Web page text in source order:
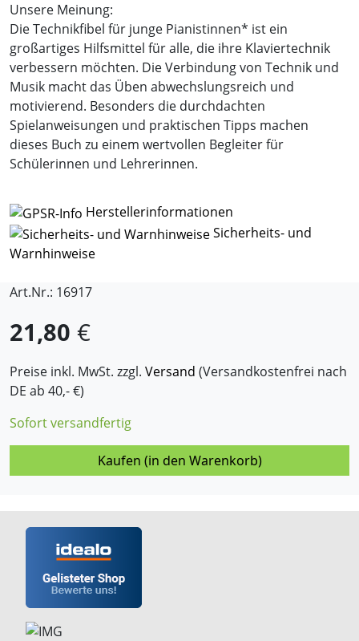
Unsere Meinung:
Die Technikfibel für junge Pianistinnen* ist ein
großartiges Hilfsmittel für alle, die ihre Klaviertechnik
verbessern möchten. Die Verbindung von Technik und
Musik macht das Üben abwechslungsreich und
motivierend. Besonders die durchdachten
Spielanweisungen und praktischen Tipps machen
dieses Buch zu einem wertvollen Begleiter für
Schülerinnen und Lehrerinnen.
Herstellerinformationen
Sicherheits- und
Warnhinweise
Art.Nr.: 16917
21,80 €
Preise inkl. MwSt. zzgl. Versand (Versandkostenfrei nach
DE ab 40,- €)
Sofort versandfertig
Kaufen (in den Warenkorb)